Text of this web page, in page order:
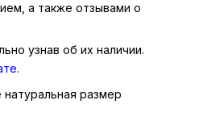
а также отзывами о
узнав об их наличии.
.
натуральная размер